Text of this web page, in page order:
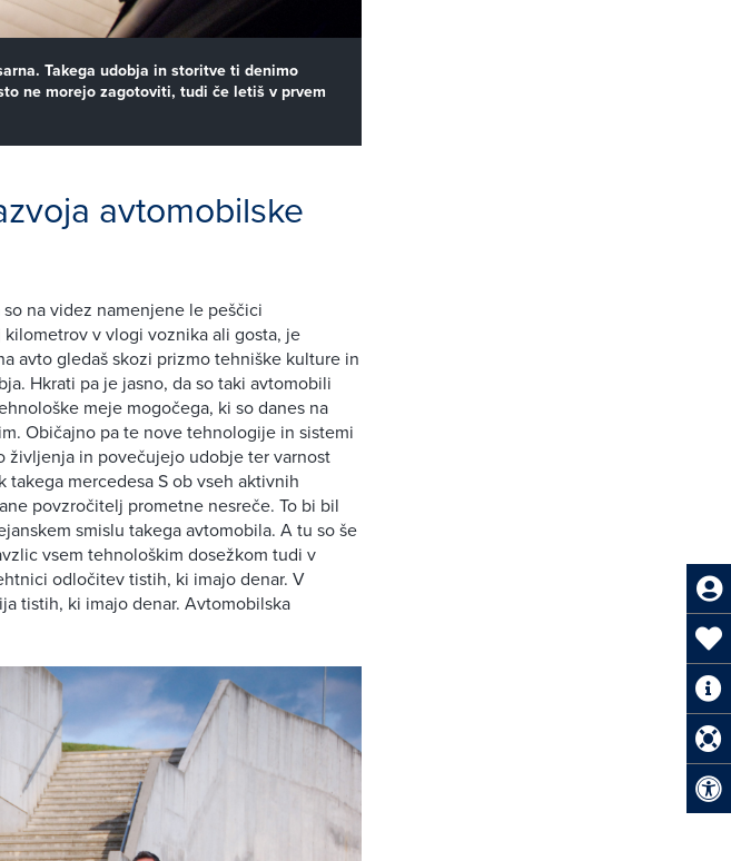
Takega udobja in storitve ti denimo
ne morejo zagotoviti, tudi če letiš v prvem
avtomobilske
na videz namenjene le peščici
v vlogi voznika ali gosta, je
avto gledaš skozi prizmo tehniške kulture in
Hkrati pa je jasno, da so taki avtomobili
meje mogočega, ki so danes na
Običajno pa te nove tehnologije in sistemi
življenja in povečujejo udobje ter varnost
mercedesa S ob vseh aktivnih
povzročitelj prometne nesreče. To bi bil
smislu takega avtomobila. A tu so še
vsem tehnološkim dosežkom tudi v
odločitev tistih, ki imajo denar. V
tistih, ki imajo denar. Avtomobilska